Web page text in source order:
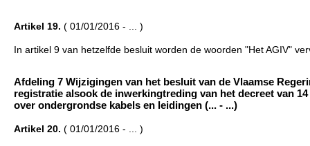
Artikel 19. ( 01/01/2016 - ... )
In artikel 9 van hetzelfde besluit worden de woorden "Het AGIV"
Afdeling 7 Wijzigingen van het besluit van de Vlaamse
registratie alsook de inwerkingtreding van het decreet van
over ondergrondse kabels en leidingen (... - ...)
Artikel 20. ( 01/01/2016 - ... )